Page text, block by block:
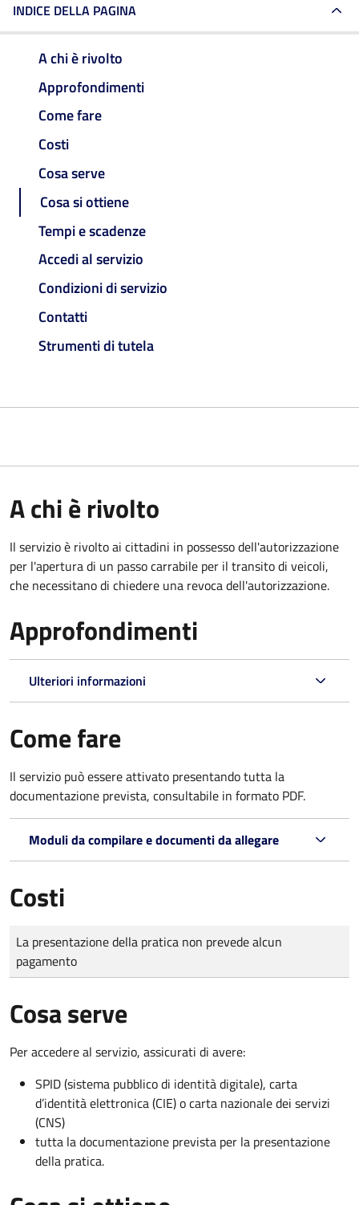
INDICE DELLA PAGINA
A chi è rivolto
Approfondimenti
Come fare
Costi
Cosa serve
Cosa si ottiene
Tempi e scadenze
Accedi al servizio
Condizioni di servizio
Contatti
Strumenti di tutela
A chi è rivolto
Il servizio è rivolto ai cittadini in possesso dell'autorizzazione
per l'apertura di un passo carrabile per il transito di veicoli,
che necessitano di chiedere una revoca dell'autorizzazione.
Approfondimenti
Ulteriori informazioni
Come fare
Il servizio può essere attivato presentando tutta la
documentazione prevista, consultabile in formato PDF.
Moduli da compilare e documenti da allegare
Costi
Tipo di pagamento
Importo
La presentazione della pratica non prevede alcun
pagamento
Cosa serve
Per accedere al servizio, assicurati di avere:
SPID (sistema pubblico di identità digitale), carta
d’identità elettronica (CIE) o carta nazionale dei servizi
(CNS)
tutta la documentazione prevista per la presentazione
della pratica.